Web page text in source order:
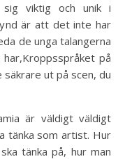
viktig och unik i
är att det inte har
de unga talangerna
på
säkrare ut på scen, du
är väldigt väldigt
tänka som artist. Hur
tänka på, hur man